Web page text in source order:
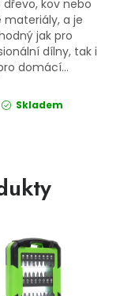
dřevo, kov nebo
materiály, a je
jak pro
dílny, tak i
domácí...
Skladem